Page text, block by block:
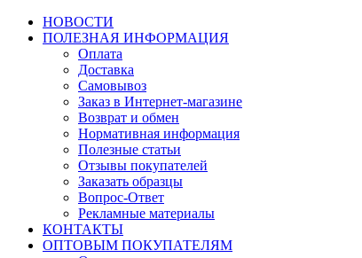
НОВОСТИ
ПОЛЕЗНАЯ ИНФОРМАЦИЯ
Оплата
Доставка
Самовывоз
Заказ в Интернет-магазине
Возврат и обмен
Нормативная информация
Полезные статьи
Отзывы покупателей
Заказать образцы
Вопрос-Ответ
Рекламные материалы
КОНТАКТЫ
ОПТОВЫМ ПОКУПАТЕЛЯМ